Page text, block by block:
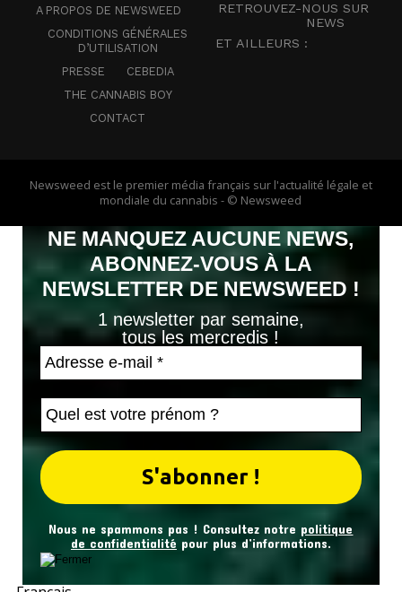
A PROPOS DE NEWSWEED
CONDITIONS GÉNÉRALES
D’UTILISATION
PRESSE
CEBEDIA
THE CANNABIS BOY
CONTACT
RETROUVEZ-NOUS SUR
NEWS
ET AILLEURS :
Newsweed est le premier média français sur l'actualité légale et
mondiale du cannabis - © Newsweed
NE MANQUEZ AUCUNE NEWS,
ABONNEZ-VOUS À LA
NEWSLETTER DE NEWSWEED !
1 newsletter par semaine,
tous les mercredis !
Nous ne spammons pas ! Consultez notre politique
de confidentialité pour plus d’informations.